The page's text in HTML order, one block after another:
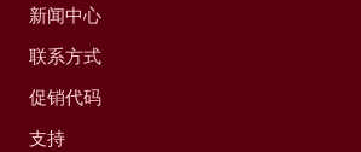
新闻中心
联系方式
促销代码
支持